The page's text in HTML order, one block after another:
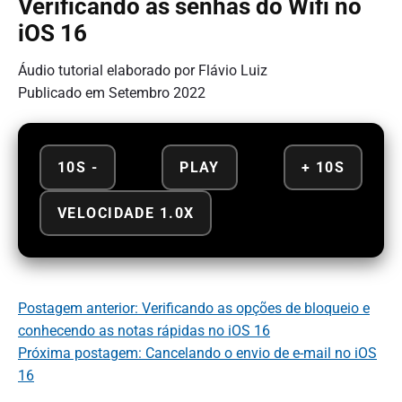
Verificando as senhas do Wifi no
iOS 16
Áudio tutorial elaborado por Flávio Luiz
Publicado em Setembro 2022
10S - PLAY + 10S
VELOCIDADE 1.0X
Postagem anterior: Verificando as opções de bloqueio e
conhecendo as notas rápidas no iOS 16
Próxima postagem: Cancelando o envio de e-mail no iOS
16